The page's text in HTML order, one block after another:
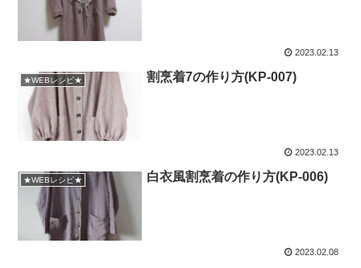
2023.02.13
★WEBレシピ★ 割烹着7の作り方(KP-007)
2023.02.13
★WEBレシピ★ 白衣風割烹着の作り方(KP-006)
2023.02.08